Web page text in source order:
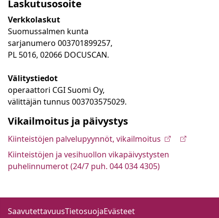
Laskutusosoite
Verkkolaskut
Suomussalmen kunta
sarjanumero 003701899257,
PL 5016, 02066 DOCUSCAN.
Välitystiedot
operaattori CGI Suomi Oy,
välittäjän tunnus 003703575029.
Vikailmoitus ja päivystys
Kiinteistöjen palvelupyynnöt, vikailmoitus
Kiinteistöjen ja vesihuollon vikapäivystysten
puhelinnumerot (24/7 puh. 044 034 4305)
SaavutettavuusTietosuojaEvästeet